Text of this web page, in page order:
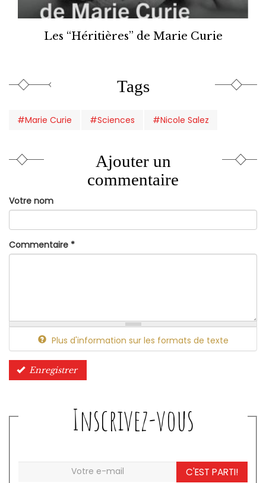
Les “Héritières” de Marie Curie
Tags
#Marie Curie #Sciences #Nicole Salez
Ajouter un
commentaire
Votre nom
Commentaire *
Plus d'information sur les formats de texte
Enregistrer
Inscrivez-vous
C'EST PARTI!